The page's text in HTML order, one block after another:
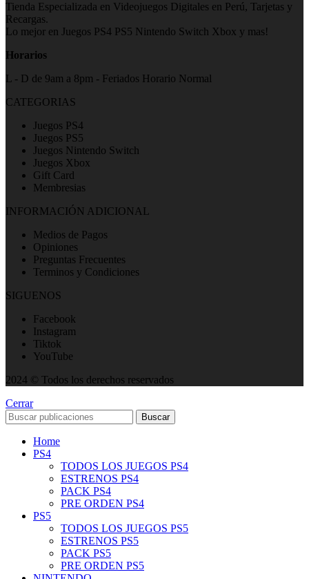
Tienda Especializada en Videojuegos Digitales en Perú, Tarjetas y
Recargas.
Lo mejor en Juegos PS4 PS5 Nintendo Switch Xbox y mas!
Horarios
L - D de 9am a 8pm - Feriados Horario Normal
CATEGORIAS
Juegos PS4
Juegos PS5
Juegos Nintendo Switch
Juegos Xbox
Gift Card
Membresias
INFORMACIÓN ADICIONAL
Medios de Pagos
Opiniones
Preguntas Frecuentes
Terminos y Condiciones
SIGUENOS
Facebook
Instagram
Tiktok
YouTube
2024 © Todos los derechos reservados
Cerrar
Buscar
Home
PS4
TODOS LOS JUEGOS PS4
ESTRENOS PS4
PACK PS4
PRE ORDEN PS4
PS5
TODOS LOS JUEGOS PS5
ESTRENOS PS5
PACK PS5
PRE ORDEN PS5